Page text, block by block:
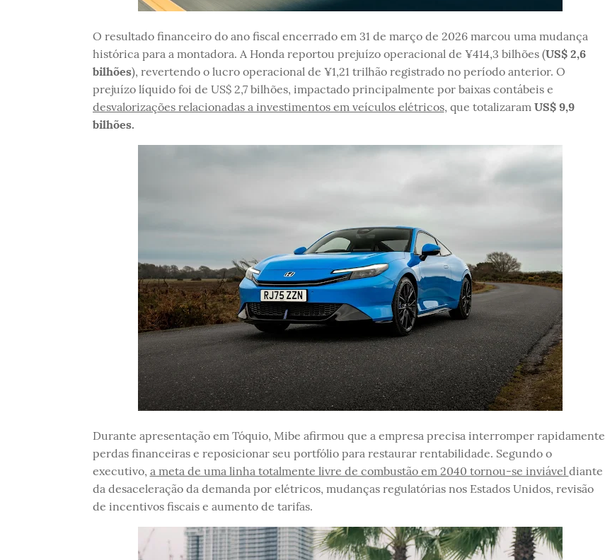
O resultado financeiro do ano fiscal encerrado em 31 de março de 2026 marcou uma mudança
histórica para a montadora. A Honda reportou prejuízo operacional de ¥414,3 bilhões (US$ 2,6
bilhões), revertendo o lucro operacional de ¥1,21 trilhão registrado no período anterior. O
prejuízo líquido foi de US$ 2,7 bilhões, impactado principalmente por baixas contábeis e
desvalorizações relacionadas a investimentos em veículos elétricos, que totalizaram US$ 9,9
bilhões.
Durante apresentação em Tóquio, Mibe afirmou que a empresa precisa interromper rapidamente
perdas financeiras e reposicionar seu portfólio para restaurar rentabilidade. Segundo o
executivo, a meta de uma linha totalmente livre de combustão em 2040 tornou-se inviável diante
da desaceleração da demanda por elétricos, mudanças regulatórias nos Estados Unidos, revisão
de incentivos fiscais e aumento de tarifas.